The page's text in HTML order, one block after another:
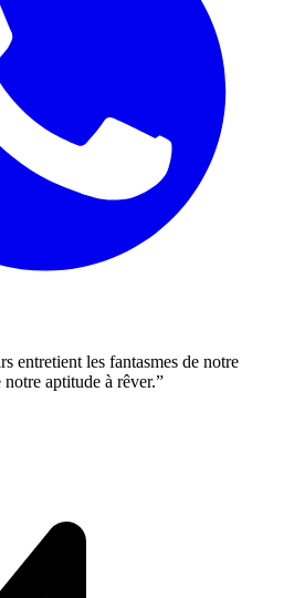
entretient les fantasmes de notre
notre aptitude à rêver.”